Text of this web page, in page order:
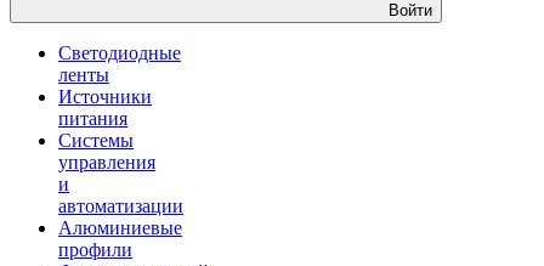
Войти
Светодиодные
ленты
Источники
питания
Системы
управления
и
автоматизации
Алюминиевые
профили